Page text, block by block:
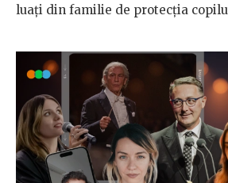
luați din familie de protecția